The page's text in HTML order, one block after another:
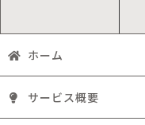
ホーム
サービス概要